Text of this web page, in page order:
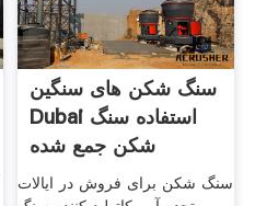
سنگ شکن های سنگین
Dubai استفاده سنگ
شکن جمع شده
Dubaiused
سنگ شکن برای فروش در ایالات